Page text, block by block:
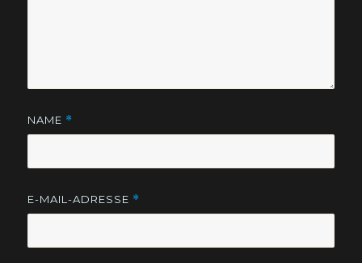
NAME *
E-MAIL-ADRESSE *